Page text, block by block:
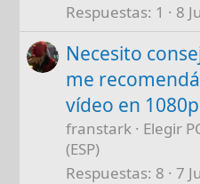
Respuestas 1 8
Necesito
me
vídeo en 1080p
franstark
Elegir
(ESP)
Respuestas 8 7